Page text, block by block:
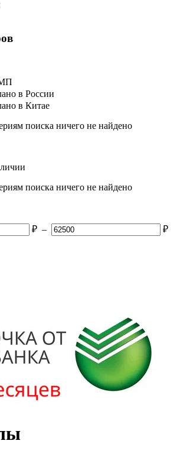
в России
в Китае
поиска ничего не найдено
поиска ничего не найдено
₽ – ₽